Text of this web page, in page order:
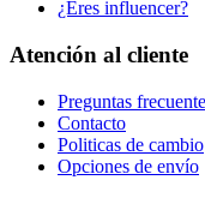
¿Éres influencer?
Atención al cliente
Preguntas
Contacto
Politicas de cambio
Opciones de envío